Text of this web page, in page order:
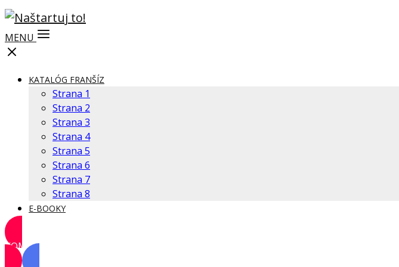
MENU
KATALÓG FRANŠÍZ
Strana 1
Strana 2
Strana 3
Strana 4
Strana 5
Strana 6
Strana 7
Strana 8
E-BOOKY
KOMUNITA